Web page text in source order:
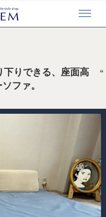
下りできる、座面高
ファ。